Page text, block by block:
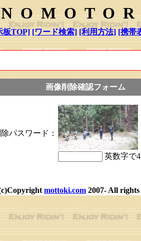
板TOP] [ワード検索] [利用方法] [携帯
画像削除確認フォーム
パスワード：
英数字で
mottoki.com 2007- All rights